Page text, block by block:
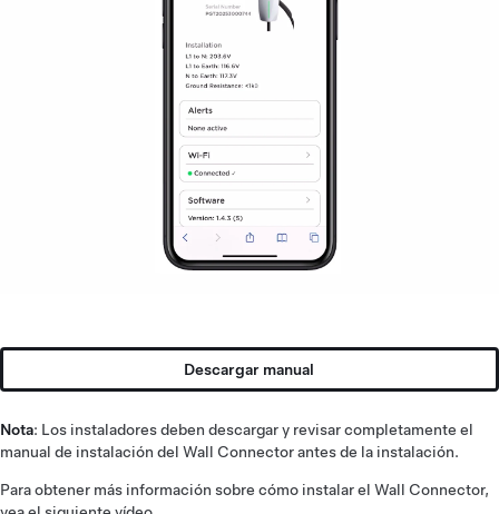
Descargar manual
Nota: Los instaladores deben descargar y revisar completamente el
manual de instalación del Wall Connector antes de la instalación.
Para obtener más información sobre cómo instalar el Wall Connector,